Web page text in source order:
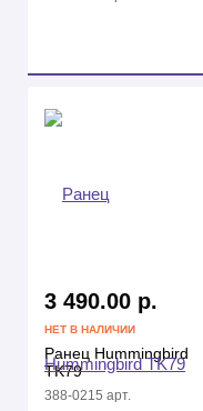
3 490.00 р.
НЕТ В НАЛИЧИИ
Ранец Hummingbird
TK79
388-0215 арт.